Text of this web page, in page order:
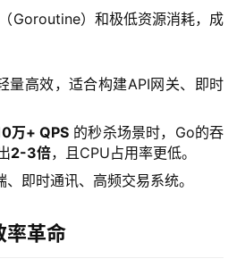
Goroutine）和极低资源消耗，成
量高效，适合构建API网关、即时
万+ QPS 的秒杀场景时，Go的吞
2-3倍，且CPU占用率更低。
、即时通讯、高频交易系统。
率革命